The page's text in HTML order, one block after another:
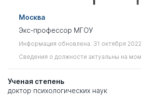
Москва
Экс-профессор МГОУ
Информация обновлена: 31 октября 2022
Сведения о должности актуальны на
Ученая степень
доктор психологических наук